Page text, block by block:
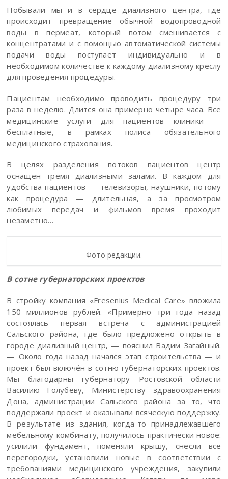
Побывали мы и в сердце диализного центра, где
происходит превращение обычной водопроводной
воды в пермеат, который потом смешивается с
концентратами и с помощью автоматической системы
подачи воды поступает индивидуально и в
необходимом количестве к каждому диализному креслу
для проведения процедуры.
Пациентам необходимо проводить процедуру три
раза в неделю. Длится она примерно четыре часа. Все
медицинские услуги для пациентов клиники —
бесплатные, в рамках полиса обязательного
медицинского страхования.
В целях разделения потоков пациентов центр
оснащён тремя диализными залами. В каждом для
удобства пациентов — телевизоры, наушники, потому
как процедура — длительная, а за просмотром
любимых передач и фильмов время проходит
незаметно…
Фото редакции.
В сотне губернаторских проектов
В стройку компания «Fresenius Medical Care» вложила
150 миллионов рублей. «Примерно три года назад
состоялась первая встреча с администрацией
Сальского района, где было предложено открыть в
городе диализный центр, — пояснил Вадим Загайный.
— Около года назад начался этап строительства — и
проект был включён в сотню губернаторских проектов.
Мы благодарны губернатору Ростовской области
Василию Голубеву, Министерству здравоохранения
Дона, администрации Сальского района за то, что
поддержали проект и оказывали всяческую поддержку.
В результате из здания, когда-то принадлежавшего
мебельному комбинату, получилось практически новое:
усилили фундамент, поменяли крышу, снесли все
перегородки, установили новые в соответствии с
требованиями медицинского учреждения, закупили